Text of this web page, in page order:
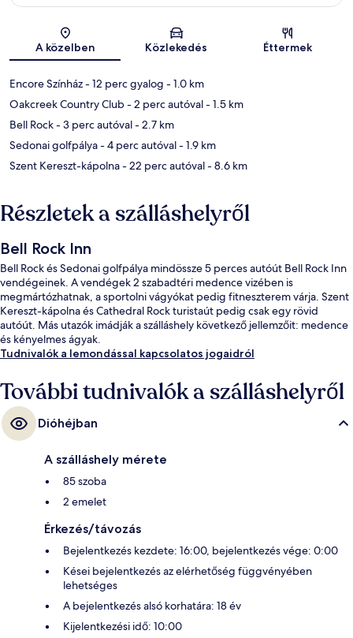
Térkép
A közelben Közlekedés Éttermek
Encore Színház- 12 perc gyalog - 1.0 km
Oakcreek Country Club- 2 perc autóval- 1.5 km
Bell Rock- 3 perc autóval- 2.7 km
Sedonai golfpálya- 4 perc autóval- 1.9 km
Szent Kereszt-kápolna- 22 perc autóval- 8.6 km
Részletek a szálláshelyről
Bell Rock Inn
Bell Rock és Sedonai golfpálya mindössze 5 perces autóút Bell Rock Inn
vendégeinek. A vendégek 2 szabadtéri medence vizében is
megmártózhatnak, a sportolni vágyókat pedig fitneszterem várja. Szent
Kereszt-kápolna és Cathedral Rock turistaút pedig csak egy rövid
autóút. Más utazók imádják a szálláshely következő jellemzőit: medence
és kényelmes ágyak.
Tudnivalók a lemondással kapcsolatos jogaidról
További tudnivalók a szálláshelyről
Dióhéjban
A szálláshely mérete
85 szoba
2 emelet
Érkezés/távozás
Bejelentkezés kezdete: 16:00, bejelentkezés vége: 0:00
Kései bejelentkezés az elérhetőség függvényében
lehetséges
A bejelentkezés alsó korhatára: 18 év
Kijelentkezési idő: 10:00